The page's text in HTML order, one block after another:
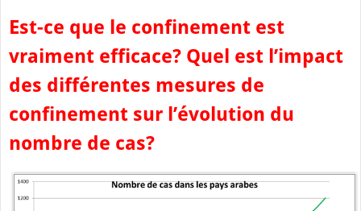
Est-ce que le confinement est
vraiment efficace? Quel est l’impact
des différentes mesures de
confinement sur l’évolution du
nombre de cas?